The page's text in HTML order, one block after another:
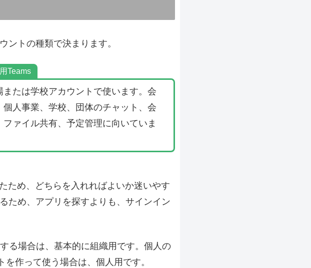
ントの種類で決まります。
Teams
または学校アカウントで使います。会
個人事業、学校、団体のチャット、会
ファイル共有、予定管理に向いていま
ため、どちらを入れればよいか迷いやす
ため、アプリを探すよりも、サインイン
る場合は、基本的に組織用です。個人の
作って使う場合は、個人用です。